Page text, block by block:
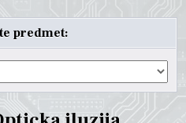
predmet: